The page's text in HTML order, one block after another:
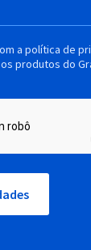
a política de
produtos do